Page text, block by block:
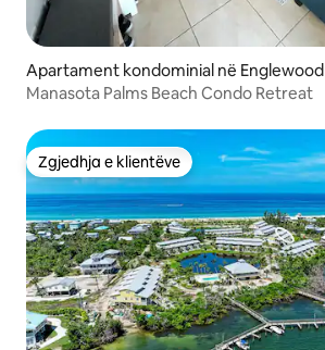
Apartament kondominial në Englewood
Manasota Palms Beach Condo Retreat
Zgjedhja e klientëve
Zgjedhja e klientëve